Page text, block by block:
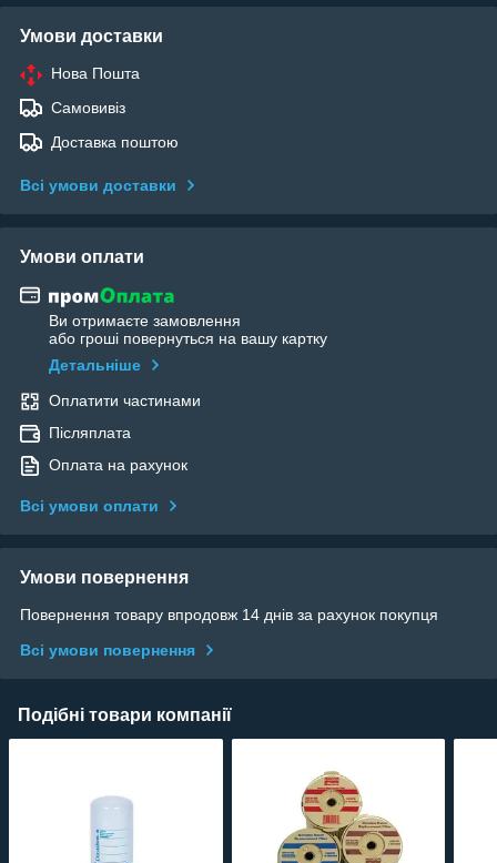
Умови доставки
Нова Пошта
Самовивіз
Доставка поштою
Всі умови доставки
Умови оплати
Ви отримаєте замовлення
або гроші повернуться на вашу картку
Детальніше
Оплатити частинами
Післяплата
Оплата на рахунок
Всі умови оплати
Умови повернення
Повернення товару впродовж 14 днів за рахунок покупця
Всі умови повернення
Подібні товари компанії